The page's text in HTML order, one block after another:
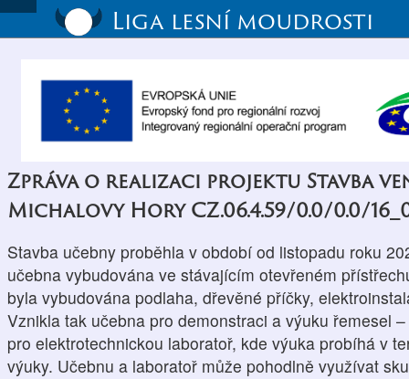
Liga lesní moudrosti
Zpráva o realizaci projektu Stavba
Michalovy Hory CZ.06.4.59/0.0/0.0/
Stavba učebny proběhla v období od listopadu roku
učebna vybudována ve stávajícím otevřeném
byla vybudována podlaha, dřevěné příčky,
Vznikla tak učebna pro demonstraci a výuku řemesel
pro elektrotechnickou laboratoř, kde výuka probíhá v
výuky. Učebnu a laboratoř může pohodlně využívat